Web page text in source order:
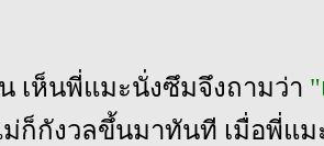
เห็นพี่แมะนั่งซึมจึงถามว่า
ก็กังวลขึ้นมาทันที เมื่อพี่แม